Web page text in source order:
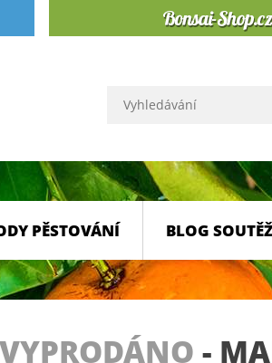
PĚSTOVÁNÍ BLOG
-